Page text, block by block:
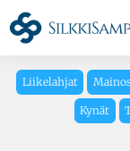
Liikelahjat
Kynät